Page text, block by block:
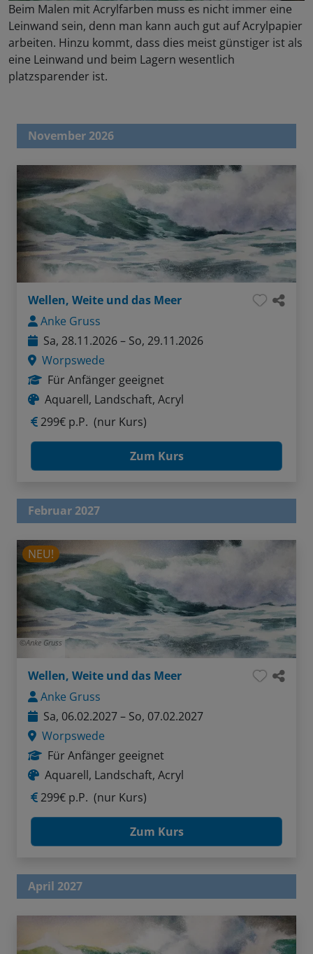
Beim Malen mit Acrylfarben muss es nicht immer eine
Leinwand sein, denn man kann auch gut auf Acrylpapier
arbeiten. Hinzu kommt, dass dies meist günstiger ist als
eine Leinwand und beim Lagern wesentlich
platzsparender ist.
November 2026
Wellen, Weite und das Meer
Anke Gruss
Sa, 28.11.2026 – So, 29.11.2026
Worpswede
Für Anfänger geeignet
Aquarell, Landschaft, Acryl
299€ p.P. (nur Kurs)
Zum Kurs
Februar 2027
Anke Gruss
NEU!
Wellen, Weite und das Meer
Anke Gruss
Sa, 06.02.2027 – So, 07.02.2027
Worpswede
Für Anfänger geeignet
Aquarell, Landschaft, Acryl
299€ p.P. (nur Kurs)
Zum Kurs
April 2027